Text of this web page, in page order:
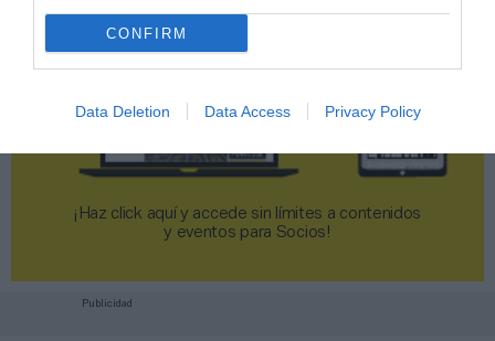
CONFIRM
Data Deletion Data Access Privacy Policy
¡Haz click aquí y accede sin límites a contenidos
y eventos para Socios!​​​​​​​
Publicidad